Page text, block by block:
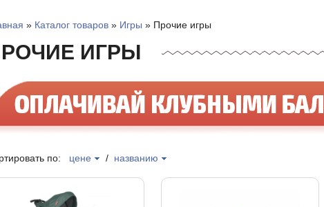
» Каталог товаров» Игры » Прочие игры
ИГРЫ
по: цене / названию